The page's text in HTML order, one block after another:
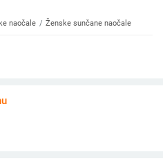
naočale Ženske sunčane naočale